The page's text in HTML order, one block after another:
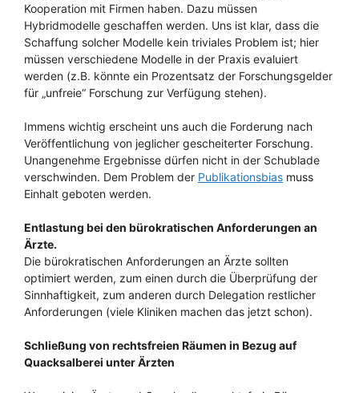
Kooperation mit Firmen haben. Dazu müssen
Hybridmodelle geschaffen werden. Uns ist klar, dass die
Schaffung solcher Modelle kein triviales Problem ist; hier
müssen verschiedene Modelle in der Praxis evaluiert
werden (z.B. könnte ein Prozentsatz der Forschungsgelder
für „unfreie“ Forschung zur Verfügung stehen).
Immens wichtig erscheint uns auch die Forderung nach
Veröffentlichung von jeglicher gescheiterter Forschung.
Unangenehme Ergebnisse dürfen nicht in der Schublade
verschwinden. Dem Problem der Publikationsbias muss
Einhalt geboten werden.
Entlastung bei den bürokratischen Anforderungen an
Ärzte.
Die bürokratischen Anforderungen an Ärzte sollten
optimiert werden, zum einen durch die Überprüfung der
Sinnhaftigkeit, zum anderen durch Delegation restlicher
Anforderungen (viele Kliniken machen das jetzt schon).
Schließung von rechtsfreien Räumen in Bezug auf
Quacksalberei unter Ärzten